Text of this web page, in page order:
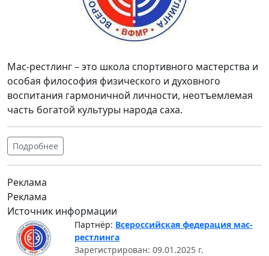
Мас-рестлинг – это школа спортивного мастерства и
особая философия физического и духовного
воспитания гармоничной личности, неотъемлемая
часть богатой культуры народа саха.
Подробнее
Реклама
Реклама
Источник информации
Партнёр: Всероссийская федерация мас-
рестлинга
Зарегистрирован: 09.01.2025 г.